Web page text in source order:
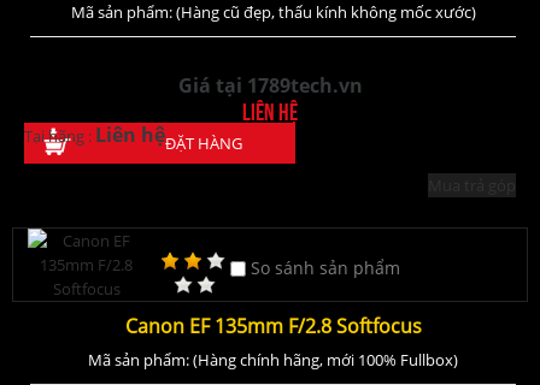
Mã sản phẩm: (Hàng cũ đẹp, thấu kính không mốc xước)
Giá tại 1789tech.vn
Liên hệ
Tại hãng : Liên hệĐẶT HÀNG
So sánh sản phẩm
Canon EF 135mm F/2.8 Softfocus
Mã sản phẩm: (Hàng chính hãng, mới 100% Fullbox)